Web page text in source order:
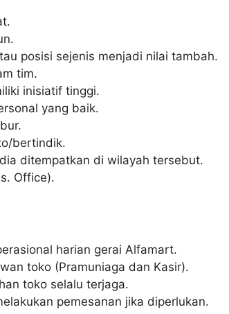
posisi sejenis menjadi nilai tambah.
tim.
inisiatif tinggi.
yang baik.
bertindik.
ditempatkan di wilayah tersebut.
Office).
harian gerai Alfamart.
toko (Pramuniaga dan Kasir).
toko selalu terjaga.
pemesanan jika diperlukan.